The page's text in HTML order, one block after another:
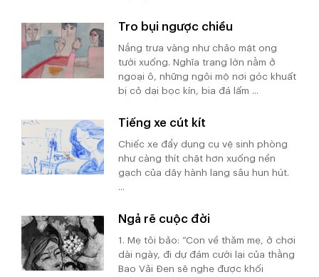
Tro bụi ngược chiều
Nắng trưa vàng như chảo mật ong
tưới xuống. Nghĩa trang lớn nằm ở
ngoại ô, những ngôi mộ nơi góc khuất
bị cỏ dại bọc kín, bia đá lấm ...
Tiếng xe cút kít
Chiếc xe đẩy dụng cụ vệ sinh phòng
như càng thít chặt hơn xuống nền
gạch của dãy hành lang sâu hun hút.
...
Ngả rẽ cuộc đời
1. Mẹ tôi bảo: “Con về thăm mẹ, ở chơi
dài ngày, đi dự đám cưới lại của thằng
Bao Vải Đen sẽ nghe được khối